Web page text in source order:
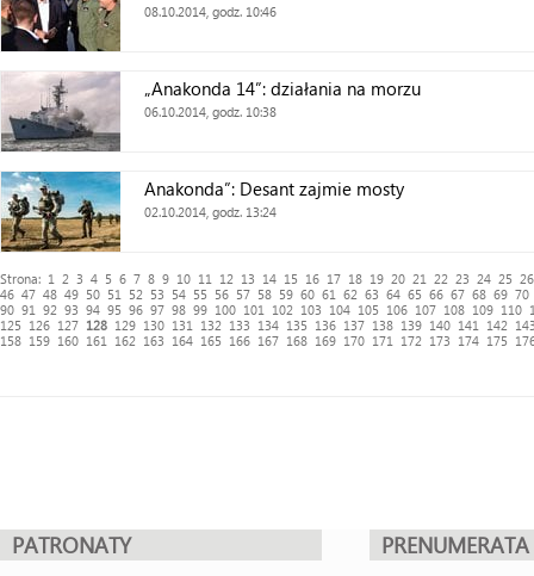
08.10.2014, godz. 10:46
„Anakonda 14”: działania na morzu
06.10.2014, godz. 10:38
Anakonda”: Desant zajmie mosty
02.10.2014, godz. 13:24
Strona: 1 2 3 4 5 6 7 8 9 10 11 12 13 14 15 16 17 18 19 20 21 22 23 24 25
26
46 47 48 49 50 51 52 53 54 55 56 57 58 59 60 61 62 63 64 65 66 67 68 69 70
90 91 92 93 94 95 96 97 98 99 100 101 102 103 104 105 106 107 108 109 110
125
126 127 128 129 130 131 132 133 134 135 136 137 138 139 140 141 142
158 159 160 161 162 163 164 165 166 167 168 169 170 171 172 173 174 175
PATRONATY PRENUMERATA